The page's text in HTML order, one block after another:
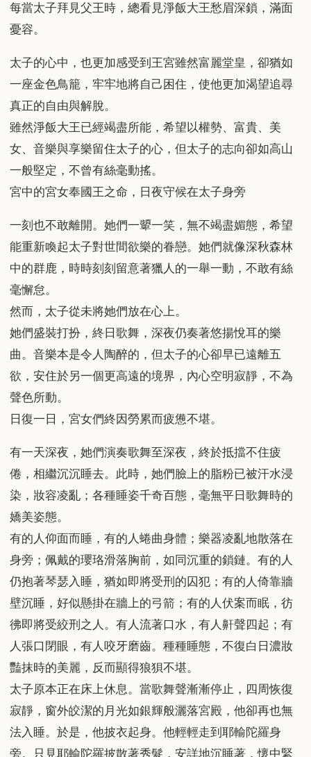
每當太子拜見父王時，總看見淨飯大王愁眉深鎖，滿面
憂容。
太子的心中，也更加感受到王宮雖然富麗堂皇，卻猶如
一座金色鳥籠，牢牢地將自己困住，使他更加渴望追尋
真正的自由與解脫。
雖然淨飯大王已經竭盡所能，希望以權勢、富貴、美
女、音樂與享樂留住太子的心，但太子的志向卻如高山
一般堅定，不曾有絲毫動搖。
宮中的宮女奉國王之命，日夜守候在太子身旁
一刻也不敢離開。她們一顰一笑，無不竭盡媚態，希望
能重新喚起太子對世間欲樂的眷戀。她們就像深秋森林
中的群鹿，時時刻刻留意著獵人的一舉一動，不敢有絲
毫懈怠。
然而，太子從未將她們放在心上。
她們盛裝打扮，終日歌舞，深夜仍奏著悠揚悅耳的樂
曲。音樂本是令人陶醉的，但太子的心卻早已遠離五
欲，安住於另一個更高遠的境界，內心空明寂靜，不為
聲色所動。
日復一日，宮女們終因勞累而疲憊不堪。
有一天深夜，她們演奏歌舞至深夜，終於抵擋不住疲
倦，相繼沉沉睡去。此時，她們臉上的脂粉已被汗水浸
染，妝容凌亂；各種睡姿千奇百態，毫無平日歌舞時的
嬌美姿態。
有的人仰面而睡，有的人蜷曲身體；樂器凌亂地散落在
身旁；佩戴的瓔珞滑落胸前，如同沉重的鎖鏈。有的人
仍抱著琴瑟入睡，猶如即將受刑的囚犯；有的人倚靠牆
壁沉睡，好似懸掛在牆上的弓箭；有的人伏案而眠，彷
彿即將受絞刑之人。有人流著口水，有人鼾聲四起；有
人張口閉眼，有人咬牙磨齒。種種睡態，不復白日濃妝
豔抹時的美麗，反而顯得狼狽不堪。
太子原本正在床上休息。當歌舞聲漸漸停止，四周恢復
寂靜，窗外皎潔的月光如銀輝般灑落宮殿，他卻再也無
法入睡。於是，他披衣起身。他輕輕走到耶輸陀羅身
旁。只見耶輸陀羅披散著秀髮，安詳地沉睡著，懷中緊